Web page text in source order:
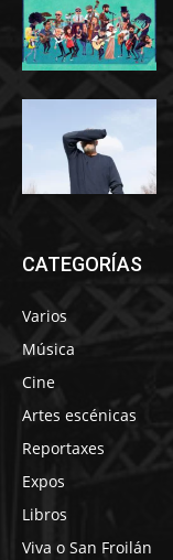
CATEGORÍAS
Varios
Música
Cine
Artes escénicas
Reportaxes
Expos
Libros
Viva o San Froilán